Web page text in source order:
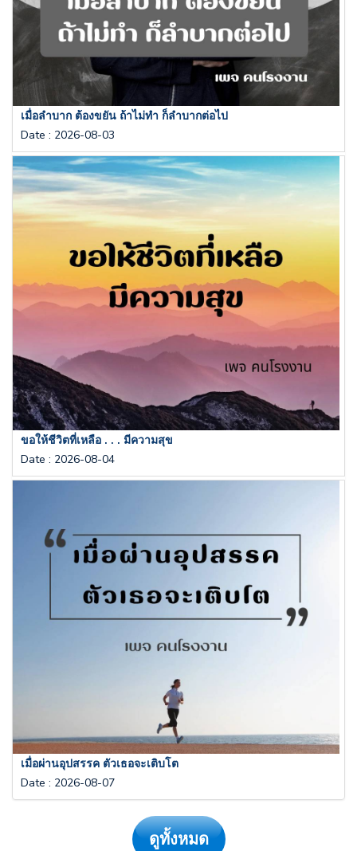
เมื่อลำบาก ต้องขยัน ถ้าไม่ทำ ก็ลำบากต่อไป
Date : 2026-08-03
ขอให้ชีวิตที่เหลือ . . . มีความสุข
Date : 2026-08-04
เมื่อผ่านอุปสรรค ตัวเธอจะเติบโต
Date : 2026-08-07
ดูทั้งหมด